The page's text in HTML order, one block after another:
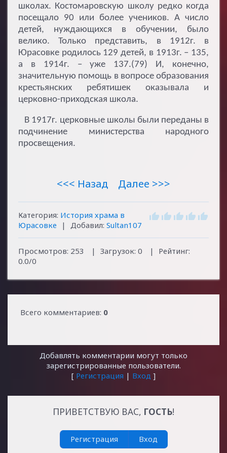
школах. Костомаровскую школу редко когда
посещало 90 или более учеников. А число
детей, нуждающихся в обучении, было
велико. Только представить, в 1912г. в
Юрасовке родилось 129 детей, в 1913г. – 135,
а в 1914г. – уже 137.(79) И, конечно,
значительную помощь в вопросе образования
крестьянских ребятишек оказывала и
церковно-приходская школа.
В 1917г. церковные школы были переданы в
подчинение министерства народного
просвещения.
<<< Назад Далее >>>
Категория: История храма в
Юрасовке
| Добавил: Sultan107
Просмотров: 253 | Загрузок: 0 | Рейтинг:
0.0/0
Всего комментариев: 0
Добавлять комментарии могут только
зарегистрированные пользователи.
[ Регистрация | Вход ]
ПРИВЕТСТВУЮ ВАС, ГОСТЬ!
Регистрация Вход